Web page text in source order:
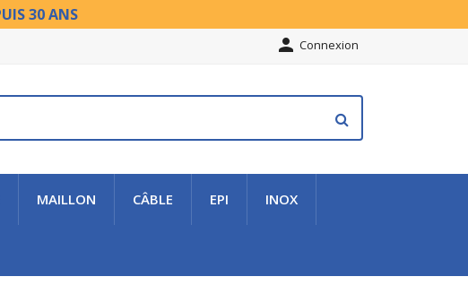
30 ANS
 Connexion
MAILLON CÂBLE EPI INOX